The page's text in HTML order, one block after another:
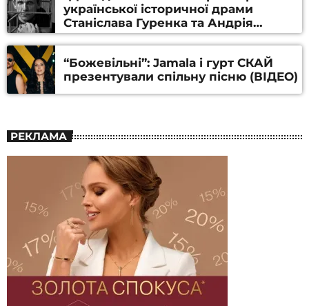
української історичної драми
Станіслава Гуренка та Андрія
Алфьорова (ВІДЕО)
“Божевільні”: Jamala і гурт СКАЙ
презентували спільну пісню (ВІДЕО)
РЕКЛАМА